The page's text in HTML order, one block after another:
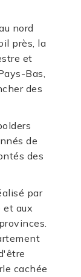
nord
près, la
et
Bas,
des
de
des
par
et aux
cachée